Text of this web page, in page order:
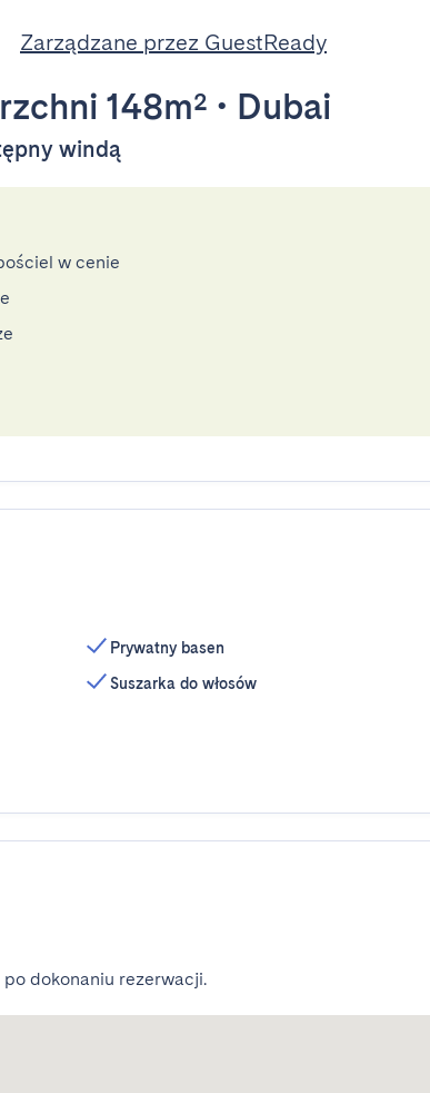
Zarządzane przez GuestReady
148m² • Dubai
windą
w cenie
Prywatny basen
Suszarka do włosów
dokonaniu rezerwacji.